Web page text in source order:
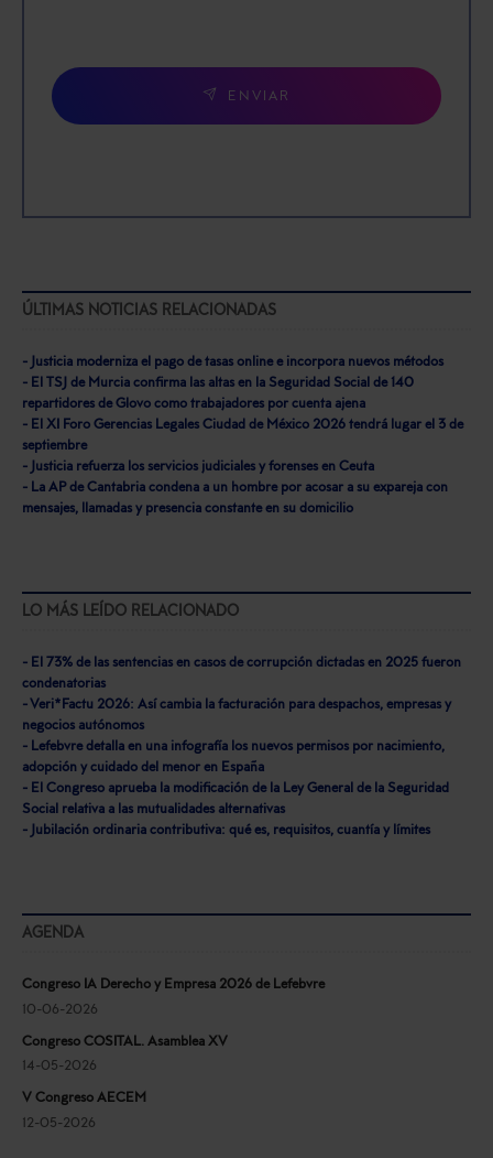
ENVIAR
ÚLTIMAS NOTICIAS RELACIONADAS
- Justicia moderniza el pago de tasas online e incorpora nuevos métodos
- El TSJ de Murcia confirma las altas en la Seguridad Social de 140
repartidores de Glovo como trabajadores por cuenta ajena
- El XI Foro Gerencias Legales Ciudad de México 2026 tendrá lugar el 3 de
septiembre
- Justicia refuerza los servicios judiciales y forenses en Ceuta
- La AP de Cantabria condena a un hombre por acosar a su expareja con
mensajes, llamadas y presencia constante en su domicilio
LO MÁS LEÍDO RELACIONADO
- El 73% de las sentencias en casos de corrupción dictadas en 2025 fueron
condenatorias
- Veri*Factu 2026: Así cambia la facturación para despachos, empresas y
negocios autónomos
- Lefebvre detalla en una infografía los nuevos permisos por nacimiento,
adopción y cuidado del menor en España
- El Congreso aprueba la modificación de la Ley General de la Seguridad
Social relativa a las mutualidades alternativas
- Jubilación ordinaria contributiva: qué es, requisitos, cuantía y límites
AGENDA
Congreso IA Derecho y Empresa 2026 de Lefebvre
10-06-2026
Congreso COSITAL. Asamblea XV
14-05-2026
V Congreso AECEM
12-05-2026